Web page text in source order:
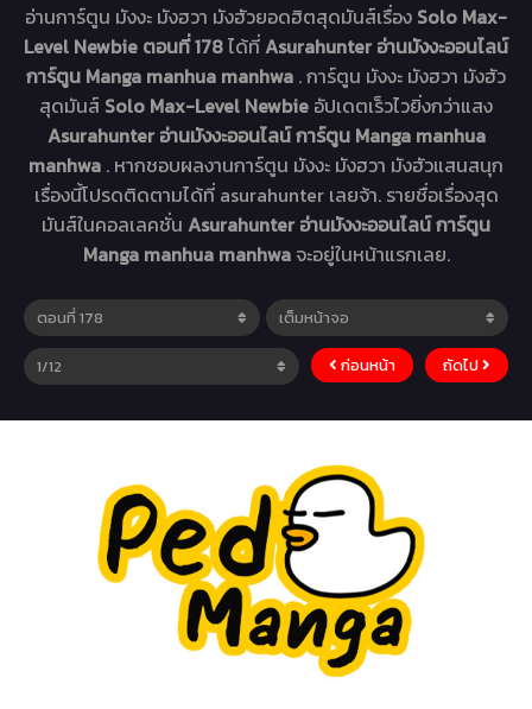
อ่านการ์ตูน มังงะ มังฮวา มังฮัวยอดฮิตสุดมันส์เรื่อง Solo Max-
Level Newbie ตอนที่ 178ได้ที่Asurahunter อ่านมังงะออนไลน์
การ์ตูน Manga manhua manhwa . การ์ตูน มังงะ มังฮวา มังฮัว
สุดมันส์ Solo Max-Level Newbie อัปเดตเร็วไวยิ่งกว่าแสง
Asurahunter อ่านมังงะออนไลน์ การ์ตูน Manga manhua
manhwa . หากชอบผลงานการ์ตูน มังงะ มังฮวา มังฮัวแสนสนุก
เรื่องนี้โปรดติดตามได้ที่ asurahunter เลยจ้า. รายชื่อเรื่องสุด
มันส์ในคอลเลคชั่น Asurahunter อ่านมังงะออนไลน์ การ์ตูน
Manga manhua manhwa จะอยู่ในหน้าแรกเลย.
ก่อนหน้า ถัดไป